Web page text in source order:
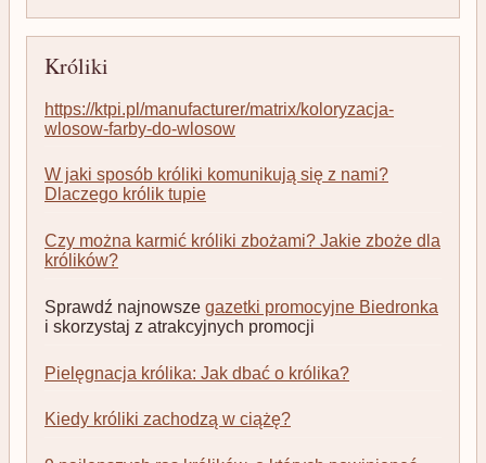
Króliki
https://ktpi.pl/manufacturer/matrix/koloryzacja-
wlosow-farby-do-wlosow
W jaki sposób króliki komunikują się z nami?
Dlaczego królik tupie
Czy można karmić króliki zbożami? Jakie zboże dla
królików?
Sprawdź najnowsze gazetki promocyjne Biedronka
i skorzystaj z atrakcyjnych promocji
Pielęgnacja królika: Jak dbać o królika?
Kiedy króliki zachodzą w ciążę?